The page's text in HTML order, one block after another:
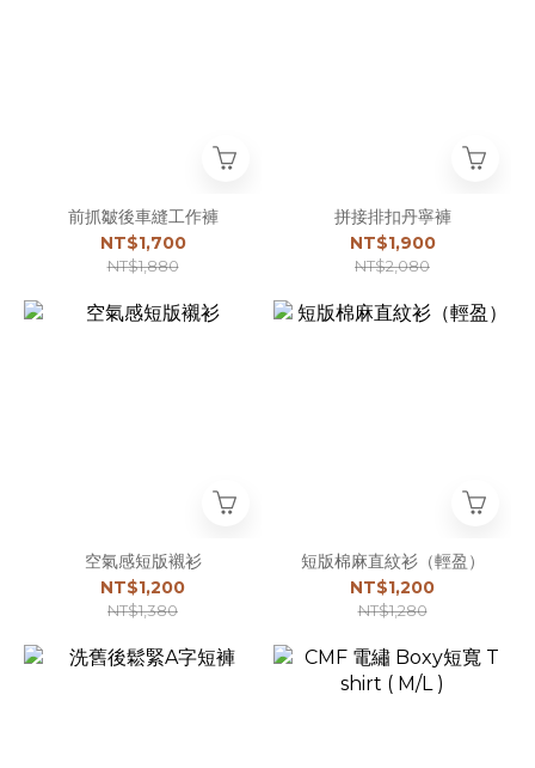
前抓皺後車縫工作褲
NT$1,700
NT$1,880
拼接排扣丹寧褲
NT$1,900
NT$2,080
空氣感短版襯衫
NT$1,200
NT$1,380
短版棉麻直紋衫（輕盈）
NT$1,200
NT$1,280